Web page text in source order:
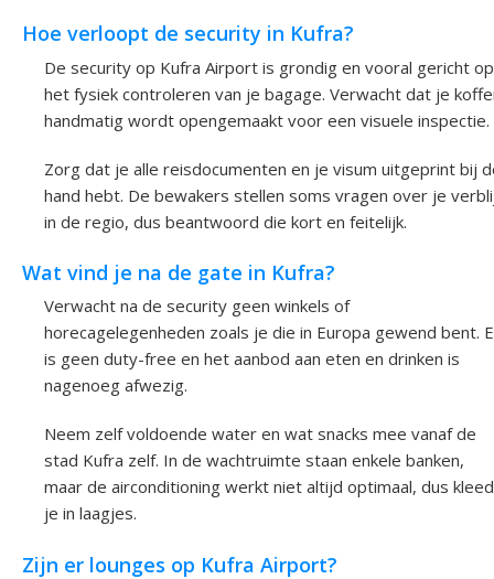
Hoe verloopt de security in Kufra?
De security op Kufra Airport is grondig en vooral gericht op
het fysiek controleren van je bagage. Verwacht dat je
handmatig wordt opengemaakt voor een visuele inspectie.
Zorg dat je alle reisdocumenten en je visum uitgeprint bij
hand hebt. De bewakers stellen soms vragen over je
in de regio, dus beantwoord die kort en feitelijk.
Wat vind je na de gate in Kufra?
Verwacht na de security geen winkels of
horecagelegenheden zoals je die in Europa gewend bent.
is geen duty-free en het aanbod aan eten en drinken is
nagenoeg afwezig.
Neem zelf voldoende water en wat snacks mee vanaf de
stad Kufra zelf. In de wachtruimte staan enkele banken,
maar de airconditioning werkt niet altijd optimaal, dus kleed
je in laagjes.
Zijn er lounges op Kufra Airport?